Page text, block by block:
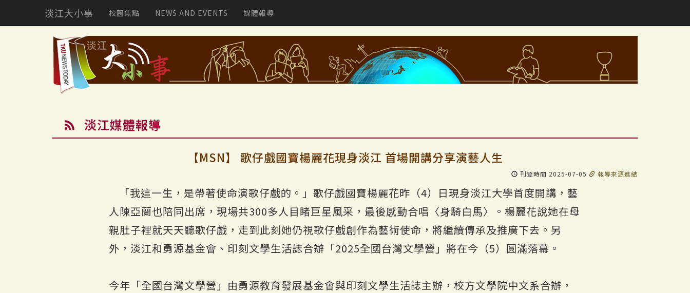
淡江大小事 校園焦點 NEWS AND EVENTS 媒體報導
淡江媒體報導
【MSN】 歌仔戲國寶楊麗花現身淡江 首場開講分享演藝人生
刊登時間 2025-07-05 報導來源連結
「我這一生，是帶著使命演歌仔戲的。」歌仔戲國寶楊麗花昨（4）日現身淡江大學首度開講，藝
人陳亞蘭也陪同出席，現場共300多人目睹巨星風采，最後感動合唱〈身騎白馬〉。楊麗花說她在母
親肚子裡就天天聽歌仔戲，走到此刻她仍視歌仔戲創作為藝術使命，將繼續傳承及推廣下去。另
外，淡江和勇源基金會、印刻文學生活誌合辦「2025全國台灣文學營」將在今（5）圓滿落幕。
今年「全國台灣文學營」由勇源教育發展基金會與印刻文學生活誌主辦，校方文學院中文系合辦，